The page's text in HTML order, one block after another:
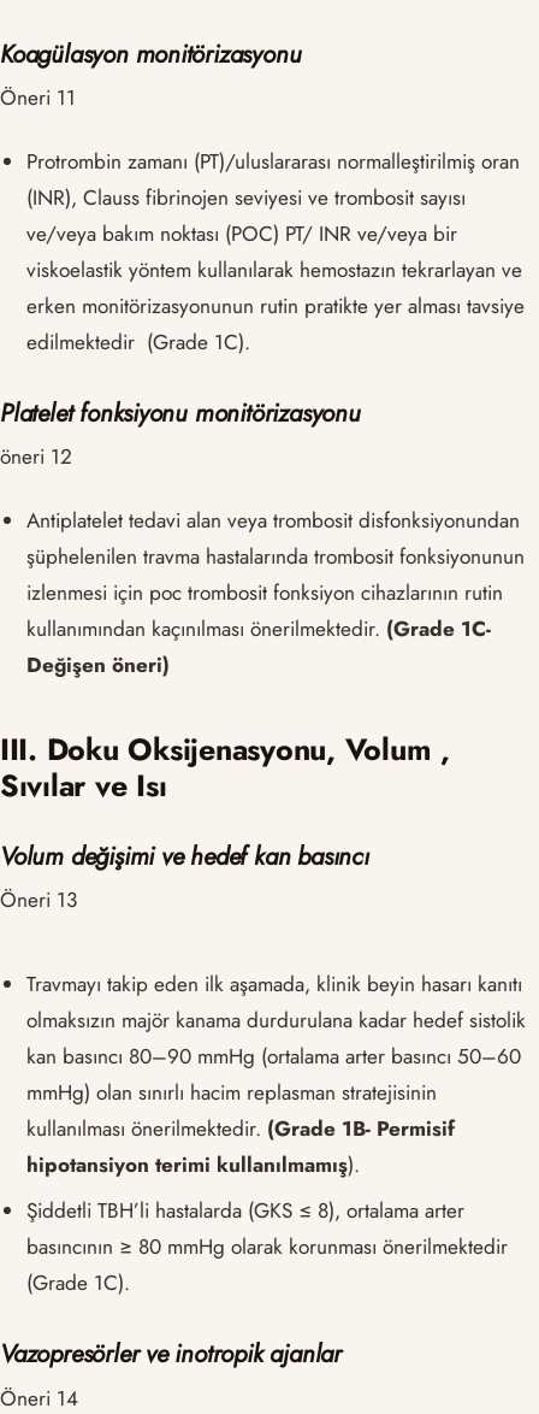
Koagülasyon monitörizasyonu
Öneri 11
Protrombin zamanı (PT)/uluslararası normalleştirilmiş oran
(INR), Clauss fibrinojen seviyesi ve trombosit sayısı
ve/veya bakım noktası (POC) PT/ INR ve/veya bir
viskoelastik yöntem kullanılarak hemostazın tekrarlayan ve
erken monitörizasyonunun rutin pratikte yer alması tavsiye
edilmektedir (Grade 1C).
Platelet fonksiyonu monitörizasyonu
öneri 12
Antiplatelet tedavi alan veya trombosit disfonksiyonundan
şüphelenilen travma hastalarında trombosit fonksiyonunun
izlenmesi için poc trombosit fonksiyon cihazlarının rutin
kullanımından kaçınılması önerilmektedir. (Grade 1C-
Değişen öneri)
III. Doku Oksijenasyonu, Volum ,
Sıvılar ve Isı
Volum değişimi ve hedef kan basıncı
Öneri 13
Travmayı takip eden ilk aşamada, klinik beyin hasarı kanıtı
olmaksızın majör kanama durdurulana kadar hedef sistolik
kan basıncı 80–90 mmHg (ortalama arter basıncı 50–60
mmHg) olan sınırlı hacim replasman stratejisinin
kullanılması önerilmektedir. (Grade 1B- Permisif
hipotansiyon terimi kullanılmamış).
Şiddetli TBH’li hastalarda (GKS ≤ 8), ortalama arter
basıncının ≥ 80 mmHg olarak korunması önerilmektedir
(Grade 1C).
Vazopresörler ve inotropik ajanlar
Öneri 14